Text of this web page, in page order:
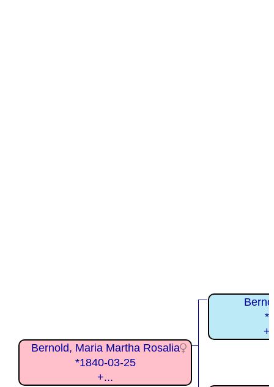
Bernold, Maria Martha Rosalia
*1840-03-25
+...